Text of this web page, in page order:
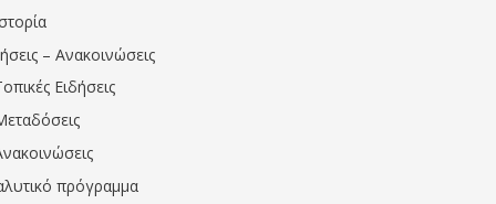
– Ανακοινώσεις
Ειδήσεις
πρόγραμμα